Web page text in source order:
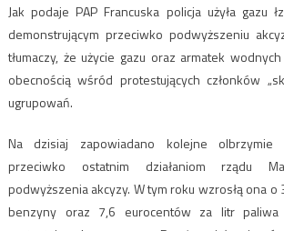
Jak podaje PAP Francuska policja użyła gazu
demonstrującym przeciwko podwyższeniu
tłumaczy, że użycie gazu oraz armatek
obecnością wśród protestujących członków
ugrupowań.
Na dzisiaj zapowiadano kolejne olbrzymie
przeciwko ostatnim działaniom rządu
podwyższenia akcyzy. W tym roku wzrosłą ona
benzyny oraz 7,6 eurocentów za litr paliwa